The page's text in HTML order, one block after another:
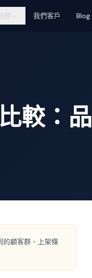
務 我們客戶 Blog
較：品
的顧客群、上架條